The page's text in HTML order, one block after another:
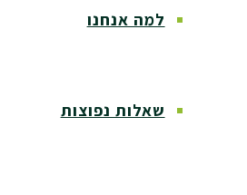
למה אנחנו
שאלות נפוצות